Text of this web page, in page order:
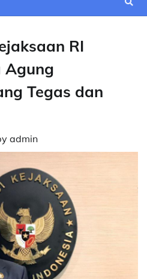
RI
Agung
Tegas dan
admin